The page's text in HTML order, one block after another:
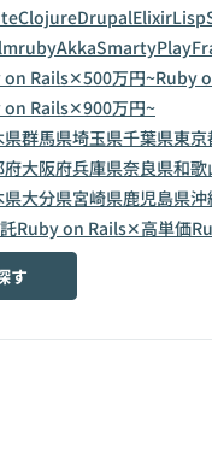
ClojureDrupalElixirLisp
mrubyAkkaSmarty
on Rails✕500万円~Ruby
on Rails✕900万円~
県群馬県埼玉県千葉県東京
府大阪府兵庫県奈良県和歌
県大分県宮崎県鹿児島県沖
Ruby on Rails✕高単価
す